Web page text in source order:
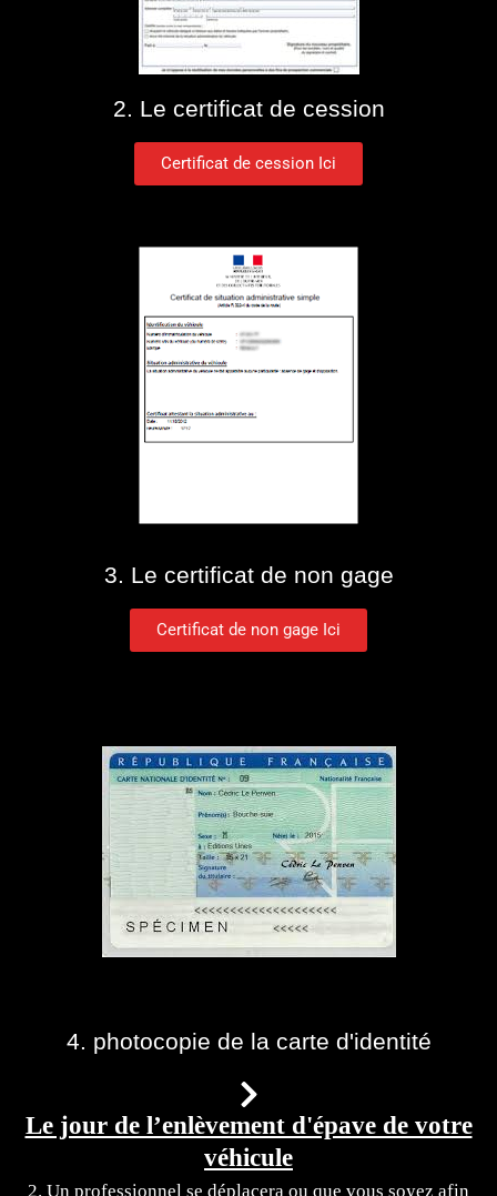
2. Le certificat de cession
Certificat de cession Ici
3. Le certificat de non gage
Certificat de non gage Ici
4. photocopie de la carte d'identité
Le jour de l’enlèvement d'épave de votre
véhicule
2. Un professionnel se déplacera ou que vous soyez afin